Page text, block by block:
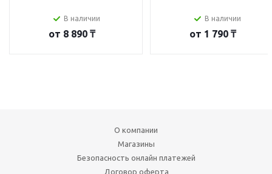
В наличии
от 8 890 ₸
В наличии
от 1 790 ₸
О компании
Магазины
Безопасность онлайн платежей
Договор оферта